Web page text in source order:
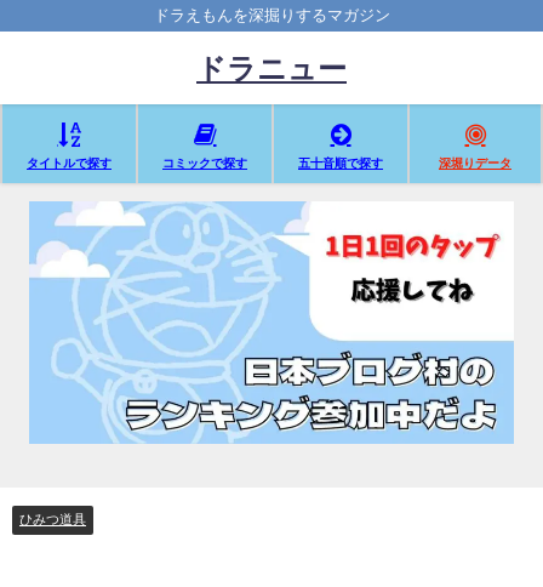
ドラえもんを深掘りするマガジン
ドラニュー
タイトルで探す コミックで探す 五十音順で探す 深堀りデータ
ひみつ道具